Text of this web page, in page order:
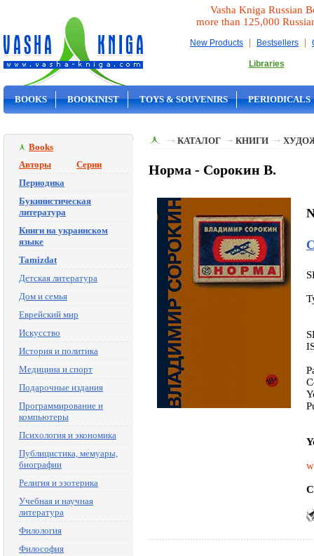
Vasha Kniga Russian
more than 125,000
New Products | Bestsellers |
Libraries
BOOKS BOOKINIST TOYS & SOUVENIRS PERIODICALS
Books
Авторы
Серии
Периодика
Букинистическая
литература
Книги на украинском
языке
Tamizdat
Детская литература
Дом и семья
Еврейский мир
Искусство
История и политика
Медицина и спорт
Подарочные издания
Программирование и
компьютеры
Психология и экономика
Публицистика, мемуары,
биографии
Религия и эзотерика
Учебная и научная
литература
Филология
Философия
КАТАЛОГ КНИГИ
Норма - Сорокин В.